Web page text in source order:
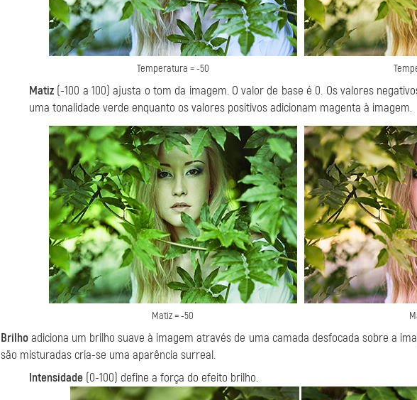
Temperatura = -50
Matiz (-100 a 100) ajusta o tom da imagem. O valor de base é 0. Os valores
uma tonalidade verde enquanto os valores positivos adicionam magenta à imagem.
Matiz = -50
Brilhoadiciona um brilho suave à imagem através de uma camada desfocada sobre a
são misturadas cria-se uma aparência surreal.
Intensidade (0-100) define a força do efeito brilho.